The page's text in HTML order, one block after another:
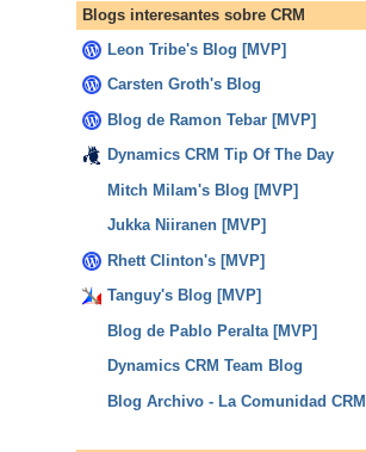
Blogs interesantes sobre CRM
Leon Tribe's Blog [MVP]
Carsten Groth's Blog
Blog de Ramon Tebar [MVP]
Dynamics CRM Tip Of The Day
Mitch Milam's Blog [MVP]
Jukka Niiranen [MVP]
Rhett Clinton's [MVP]
Tanguy's Blog [MVP]
Blog de Pablo Peralta [MVP]
Dynamics CRM Team Blog
Blog Archivo - La Comunidad CRM